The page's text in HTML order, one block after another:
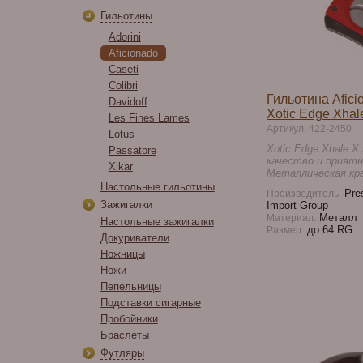
Гильотины
Adorini
Aficionado
Caseti
Colibri
Davidoff
Les Fines Lames
Lotus
Passatore
Xikar
Настольные гильотины
Зажигалки
Настольные зажигалки
Докуриватели
Ножницы
Ножи
Пепельницы
Подставки сигарные
Пробойники
Браслеты
Футляры
Гильотина
Xotic Edge
Артикул: 422-2450
Xotic Edge Xhale X
качество и
Металлическая
Производитель:
Import Group
Материал: Металл
Размер: до 64 RG